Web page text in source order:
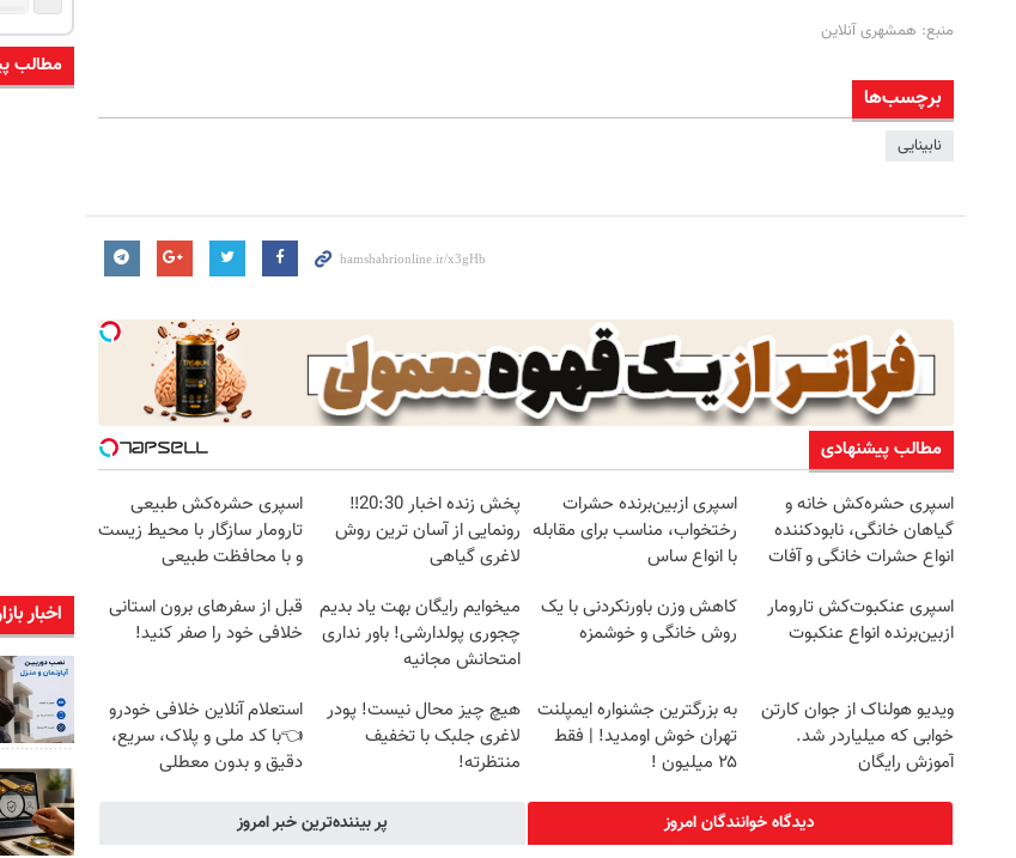
منبع: همشهری آنلاین
برچسب‌ها
نابینایی
مطالب پیشنهادی
اسپری حشره‌کش خانه و
گیاهان خانگی، نابودکننده
انواع حشرات خانگی و آفات
اسپری ازبین‌برنده حشرات
رختخواب، مناسب برای مقابله
با انواع ساس
پخش زنده اخبار 20:30‼️
رونمایی از آسان ترین روش
لاغری گیاهی
اسپری حشره‌کش طبیعی
تارومار سازگار با محیط زیست
و با محافظت طبیعی
اسپری عنکبوت‌‌کش تارومار
ازبین‌برنده انواع عنکبوت
کاهش وزن باورنکردنی با یک
روش خانگی و خوشمزه
میخوایم رایگان بهت یاد بدیم
چجوری پولدارشی! باور نداری
امتحانش مجانیه
قبل از سفرهای برون استانی
خلافی خود را صفر کنید!
ویدیو هولناک از جوان کارتن
خوابی که میلیاردر شد.
آموزش رایگان
به بزرگترین جشنواره ایمپلنت
تهران خوش اومدید! | فقط
۲۵ میلیون !
هیچ چیز محال نیست! پودر
لاغری جلبک با تخفیف
منتظرته!
استعلام آنلاین خلافی خودرو
👈با کد ملی و پلاک، سریع،
دقیق و بدون معطلی
دیدگاه خوانندگان امروز پر بیننده‌ترین خبر امروز
مطالب
اخبار